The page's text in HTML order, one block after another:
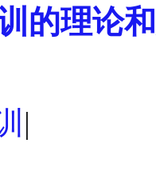
的理论
|